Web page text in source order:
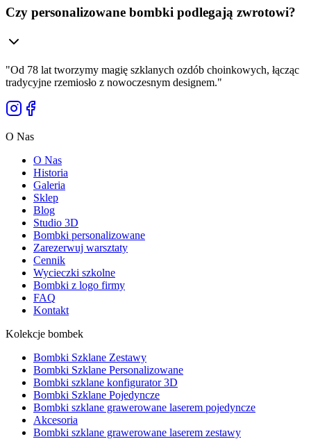
Czy personalizowane bombki podlegają zwrotowi?
"Od 78 lat tworzymy magię szklanych ozdób choinkowych, łącząc
tradycyjne rzemiosło z nowoczesnym designem."
O Nas
O Nas
Historia
Galeria
Sklep
Blog
Studio 3D
Bombki personalizowane
Zarezerwuj warsztaty
Cennik
Wycieczki szkolne
Bombki z logo firmy
FAQ
Kontakt
Kolekcje bombek
Bombki Szklane Zestawy
Bombki Szklane Personalizowane
Bombki szklane konfigurator 3D
Bombki Szklane Pojedyncze
Bombki szklane grawerowane laserem pojedyncze
Akcesoria
Bombki szklane grawerowane laserem zestawy